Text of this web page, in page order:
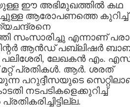
ഈ അഭിമുഖത്തില്‍ കഥ
ആരോപണത്തെ കുറിച്ച്
സംസാരിച്ചു എന്നാണ്
ആന്‍ഡ് പബ്ലിഷര്‍
ലേഖകന്‍ എം.
പ്രതികള്‍. ആര്‍. ശരത്
പറുദ്ദീസയുടെ
നടപടികളെക്കുറിച്ച്